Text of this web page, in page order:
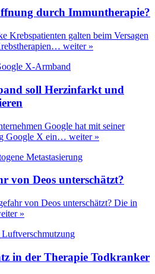
durch Immuntherapie?
Krebspatienten galten beim Versagen
weiter »
soll Herzinfarkt und
Google hat mit seiner
Google X ein… weiter »
von Deos unterschätzt?
von Deos unterschätzt? Die in
»
in der Therapie Todkranker